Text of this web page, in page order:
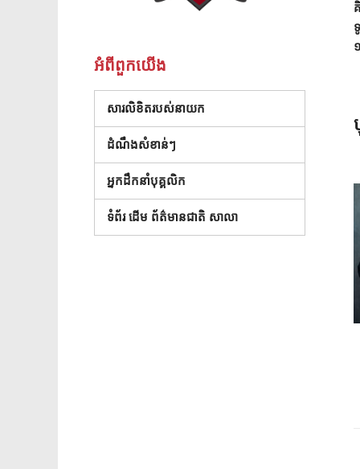
អំពី​ពួក​យើង
សារលិខិតរបស់នាយក
ដំណឹងសំខាន់ៗ
អ្នកដឹកនាំបុគ្គលិក
ទំព័រ ដើម ព័ត៌មានជាតិ សាលា